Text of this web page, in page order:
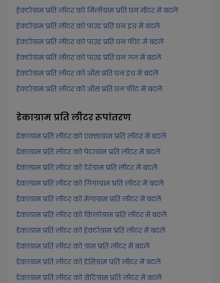
हेक्टोग्राम प्रति लीटर को मिलीग्राम प्रति घन मीटर में बदलें
हेक्टोग्राम प्रति लीटर को पाउंड प्रति घन इंच में बदलें
हेक्टोग्राम प्रति लीटर को पाउंड प्रति घन फीट में बदलें
हेक्टोग्राम प्रति लीटर को पाउंड प्रति घन गज में बदलें
हेक्टोग्राम प्रति लीटर को औंस प्रति घन इंच में बदलें
हेक्टोग्राम प्रति लीटर को औंस प्रति घन फीट में बदलें
डेकाग्राम प्रति लीटररूपांतरण
डेकाग्राम प्रति लीटर को एक्साग्राम प्रति लीटर में बदलें
डेकाग्राम प्रति लीटर को पेटाग्राम प्रति लीटर में बदलें
डेकाग्राम प्रति लीटर को टेरेग्राम प्रति लीटर में बदलें
डेकाग्राम प्रति लीटर को गिगाग्राम प्रति लीटर में बदलें
डेकाग्राम प्रति लीटर को मेगाग्राम प्रति लीटर में बदलें
डेकाग्राम प्रति लीटर को किलोग्राम प्रति लीटर में बदलें
डेकाग्राम प्रति लीटर को हेक्टोग्राम प्रति लीटर में बदलें
डेकाग्राम प्रति लीटर को ग्राम प्रति लीटर में बदलें
डेकाग्राम प्रति लीटर को डेसिग्राम प्रति लीटर में बदलें
डेकाग्राम प्रति लीटर को सेंटिग्राम प्रति लीटर में बदलें